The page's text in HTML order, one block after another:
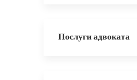
Послуги адвоката